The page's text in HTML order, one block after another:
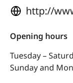
http://
Opening hours
Tuesday –
Sunday and